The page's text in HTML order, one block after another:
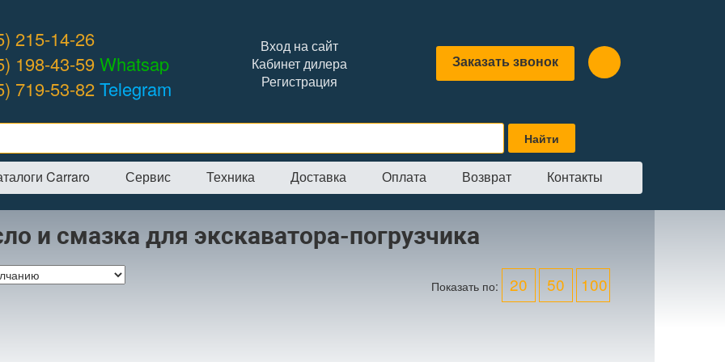
215-14-26
198-43-59Whatsap
719-53-82Telegram
Вход на сайт
Кабинет дилера
Регистрация
Заказать звонок
Carraro Сервис Техника Доставка Оплата Возврат Контакты
→Интернет-магазин →Масло и смазка
и смазка для экскаватора-погрузчика
Показать по: 20 50 100